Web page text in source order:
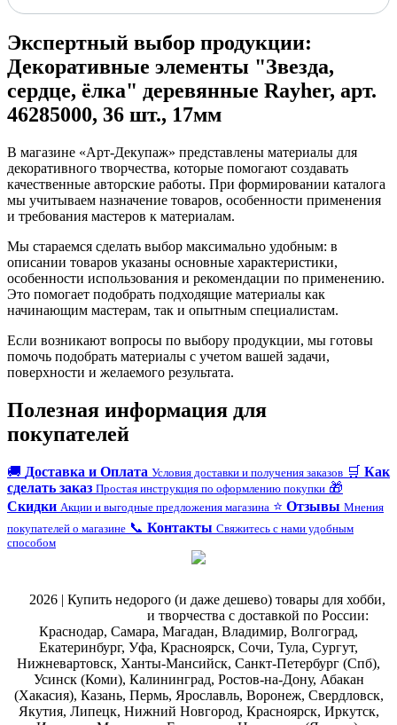
Экспертный выбор продукции:
Декоративные элементы "Звезда,
сердце, ёлка" деревянные Rayher, арт.
46285000, 36 шт., 17мм
В магазине «Арт-Декупаж» представлены материалы для
декоративного творчества, которые помогают создавать
качественные авторские работы. При формировании каталога
мы учитываем назначение товаров, особенности применения
и требования мастеров к материалам.
Мы стараемся сделать выбор максимально удобным: в
описании товаров указаны основные характеристики,
особенности использования и рекомендации по применению.
Это помогает подобрать подходящие материалы как
начинающим мастерам, так и опытным специалистам.
Если возникают вопросы по выбору продукции, мы готовы
помочь подобрать материалы с учетом вашей задачи,
поверхности и желаемого результата.
Полезная информация для
покупателей
🚚 Доставка и Оплата Условия доставки и получения заказов 🛒 Как
сделать заказ Простая инструкция по оформлению покупки 🎁
Скидки Акции и выгодные предложения магазина ⭐ Отзывы Мнения
покупателей о магазине 📞 Контакты Свяжитесь с нами удобным
способом
2026 | Купить недорого (и даже дешево) товары для хобби,
и творчества с доставкой по России:
Краснодар, Самара, Магадан, Владимир, Волгоград,
Екатеринбург, Уфа, Красноярск, Сочи, Тула, Сургут,
Нижневартовск, Ханты-Мансийск, Санкт-Петербург (Спб),
Усинск (Коми), Калининград, Ростов-на-Дону, Абакан
(Хакасия), Казань, Пермь, Ярославль, Воронеж, Свердловск,
Якутия, Липецк, Нижний Новгород, Красноярск, Иркутск,